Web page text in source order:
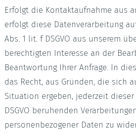
Erfolgt die Kontaktaufnahme aus
erfolgt diese Datenverarbeitung
Abs. 1 lit. f DSGVO aus unserem
berechtigten Interesse an der
Beantwortung Ihrer Anfrage. In
das Recht, aus Gründen, die sich
Situation ergeben, jederzeit
DSGVO beruhenden
personenbezogener Daten zu